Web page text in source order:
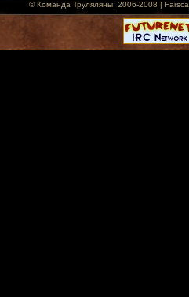
© Команда Труляляны, 2006-2008 |